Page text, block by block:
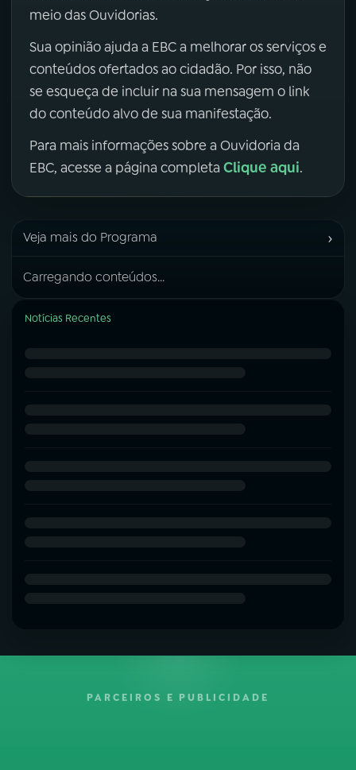
meio das Ouvidorias.
Sua opinião ajuda a EBC a melhorar os serviços e
conteúdos ofertados ao cidadão. Por isso, não
se esqueça de incluir na sua mensagem o link
do conteúdo alvo de sua manifestação.
Para mais informações sobre a Ouvidoria da
EBC, acesse a página completa Clique aqui.
Veja mais do Programa ›
Carregando conteúdos...
Notícias Recentes
PARCEIROS E PUBLICIDADE